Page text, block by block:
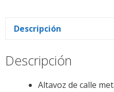
Descripción
Descripción
Altavoz de calle